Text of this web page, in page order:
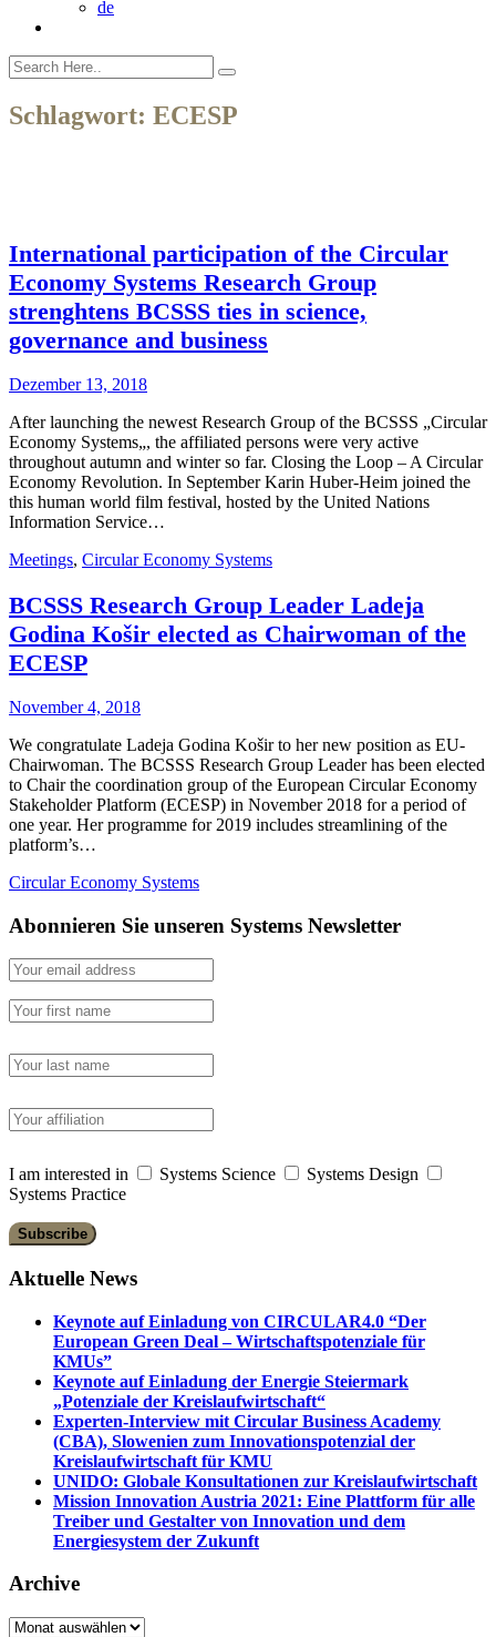
de
Schlagwort: ECESP
International participation of the Circular
Economy Systems Research Group
strenghtens BCSSS ties in science,
governance and business
Dezember 13, 2018
After launching the newest Research Group of the BCSSS „Circular
Economy Systems„, the affiliated persons were very active
throughout autumn and winter so far. Closing the Loop – A Circular
Economy Revolution. In September Karin Huber-Heim joined the
this human world film festival, hosted by the United Nations
Information Service…
Meetings, Circular Economy Systems
BCSSS Research Group Leader Ladeja
Godina Košir elected as Chairwoman of the
ECESP
November 4, 2018
We congratulate Ladeja Godina Košir to her new position as EU-
Chairwoman. The BCSSS Research Group Leader has been elected
to Chair the coordination group of the European Circular Economy
Stakeholder Platform (ECESP) in November 2018 for a period of
one year. Her programme for 2019 includes streamlining of the
platform’s…
Circular Economy Systems
Abonnieren Sie unseren Systems Newsletter
I am interested in Systems Science
Systems Design
Systems Practice
Aktuelle News
Keynote auf Einladung von CIRCULAR4.0 “Der
European Green Deal – Wirtschaftspotenziale für
KMUs”
Keynote auf Einladung der Energie Steiermark
„Potenziale der Kreislaufwirtschaft“
Experten-Interview mit Circular Business Academy
(CBA), Slowenien zum Innovationspotenzial der
Kreislaufwirtschaft für KMU
UNIDO: Globale Konsultationen zur Kreislaufwirtschaft
Mission Innovation Austria 2021: Eine Plattform für alle
Treiber und Gestalter von Innovation und dem
Energiesystem der Zukunft
Archive
Archive